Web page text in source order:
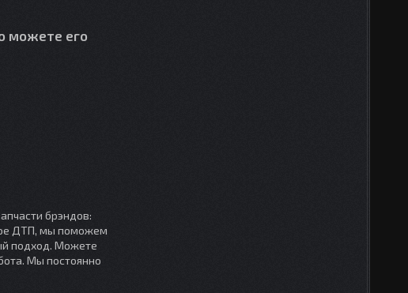
можете его
брэндов:
ДТП, мы поможем
подход. Можете
Мы постоянно